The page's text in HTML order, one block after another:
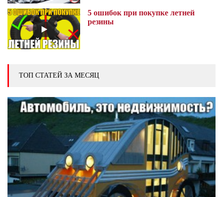
5 ошибок при покупке летней
резины
ТОП СТАТЕЙ ЗА МЕСЯЦ